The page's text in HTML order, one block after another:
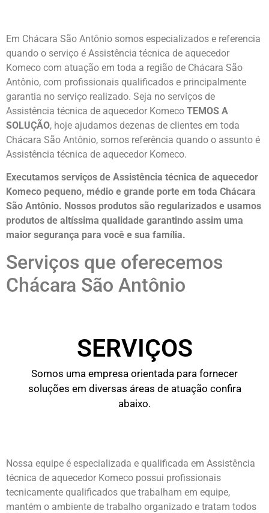
Em Chácara São Antônio somos especializados e referencia
quando o serviço é Assistência técnica de aquecedor
Komeco com atuação em toda a região de Chácara São
Antônio, com profissionais qualificados e principalmente
garantia no serviço realizado. Seja no serviços de
Assistência técnica de aquecedor Komeco TEMOS A
SOLUÇÃO, hoje ajudamos dezenas de clientes em toda
Chácara São Antônio, somos referência quando o assunto é
Assistência técnica de aquecedor Komeco.
Executamos serviços de Assistência técnica de aquecedor
Komeco pequeno, médio e grande porte em toda Chácara
São Antônio. Nossos produtos são regularizados e usamos
produtos de altíssima qualidade garantindo assim uma
maior segurança para você e sua família.
Serviços que oferecemos
Chácara São Antônio
SERVIÇOS
Somos uma empresa orientada para fornecer
soluções em diversas áreas de atuação confira
abaixo.
Nossa equipe é especializada e qualificada em Assistência
técnica de aquecedor Komeco possui profissionais
tecnicamente qualificados que trabalham em equipe,
mantém o ambiente de trabalho organizado e tratam todos